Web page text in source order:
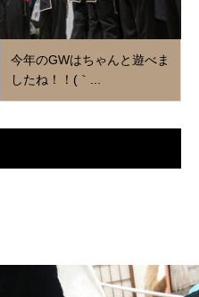
今年のGWはちゃんと遊べま
したね！！(｀...